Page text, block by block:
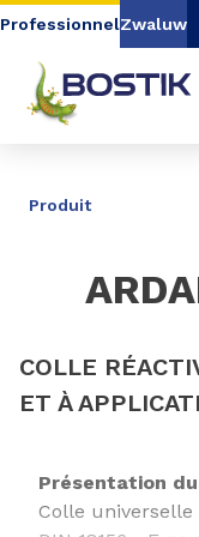
Aller au contenu
Aller à la recherche
ProfessionnelZwaluw
Produit
COLLE
ET À
Présentation
Colle